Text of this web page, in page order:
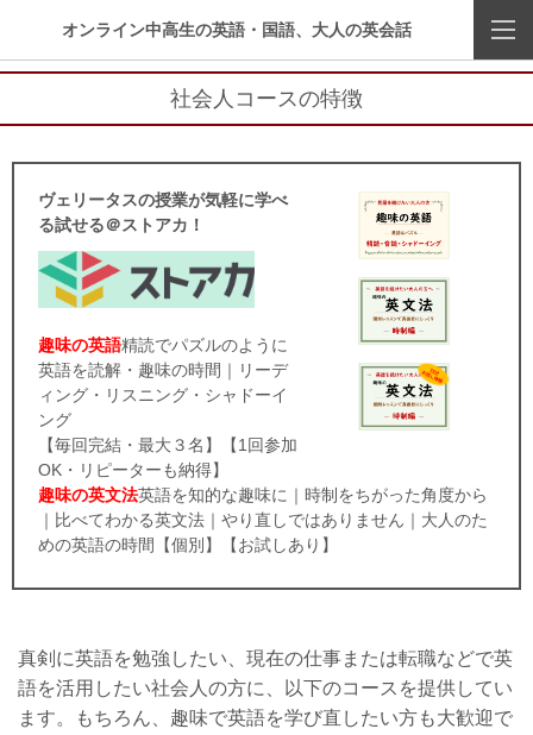
オンライン中高生の英語・国語、大人の英会話
社会人コースの特徴
ヴェリータスの授業が気軽に学べ
る試せる＠ストアカ！
趣味の英語精読でパズルのように
英語を読解・趣味の時間｜リーデ
ィング・リスニング・シャドーイ
ング
【毎回完結・最大３名】【1回参加
OK・リピーターも納得】
趣味の英文法英語を知的な趣味に｜時制をちがった角度から
｜比べてわかる英文法｜やり直しではありません｜大人のた
めの英語の時間
【個別】【お試しあり】
真剣に英語を勉強したい、現在の仕事または転職などで英
語を活用したい社会人の方に、以下のコースを提供してい
ます。もちろん、趣味で英語を学び直したい方も大歓迎で